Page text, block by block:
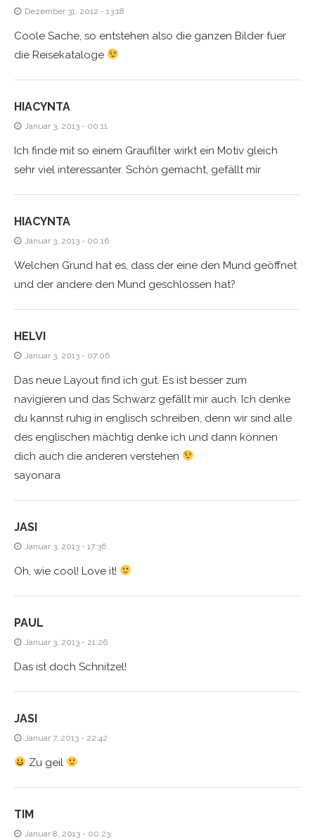
Dezember 31, 2012 - 13:18
Coole Sache, so entstehen also die ganzen Bilder fuer
die Reisekataloge
HIACYNTA
Januar 3, 2013 - 00:11
Ich finde mit so einem Graufilter wirkt ein Motiv gleich
sehr viel interessanter. Schön gemacht, gefällt mir
HIACYNTA
Januar 3, 2013 - 00:16
Welchen Grund hat es, dass der eine den Mund geöffnet
und der andere den Mund geschlossen hat?
HELVI
Januar 3, 2013 - 07:06
Das neue Layout find ich gut. Es ist besser zum
navigieren und das Schwarz gefällt mir auch. Ich denke
du kannst ruhig in englisch schreiben, denn wir sind alle
des englischen mächtig denke ich und dann können
dich auch die anderen verstehen
sayonara
JASI
Januar 3, 2013 - 17:36
Oh, wie cool! Love it!
PAUL
Januar 3, 2013 - 21:26
Das ist doch Schnitzel!
JASI
Januar 7, 2013 - 22:42
Zu geil
TIM
Januar 8, 2013 - 00:23